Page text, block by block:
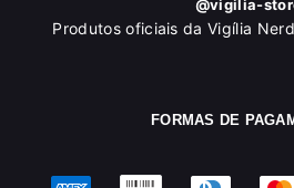
@vigilia-
Produtos oficiais da Vigília
FORMAS DE